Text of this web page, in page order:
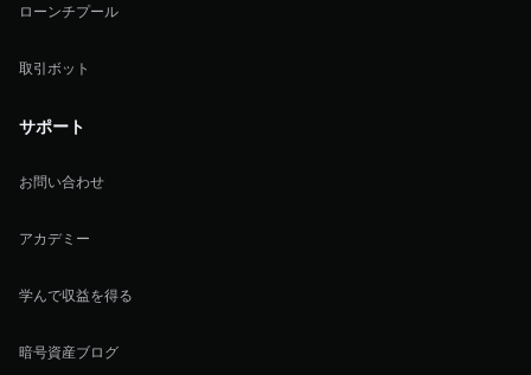
ローンチプール
取引ボット
サポート
お問い合わせ
アカデミー
学んで収益を得る
暗号資産ブログ